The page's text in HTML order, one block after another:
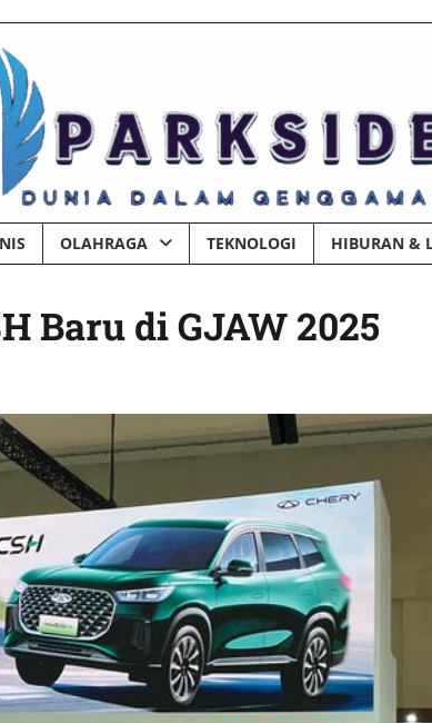
OLAHRAGA TEKNOLOGI HIBURAN &
Baru di GJAW 2025